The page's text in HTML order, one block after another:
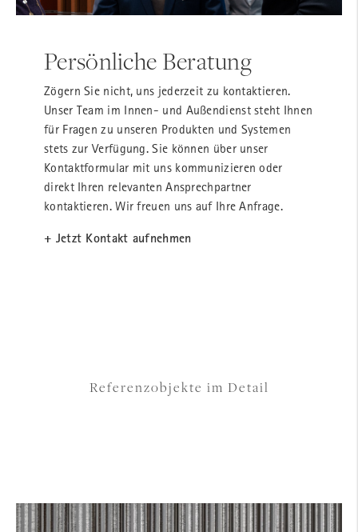
Persönliche Beratung
Zögern Sie nicht, uns jederzeit zu kontaktieren.
Unser Team im Innen- und Außendienst steht Ihnen
für Fragen zu unseren Produkten und Systemen
stets zur Verfügung. Sie können über unser
Kontaktformular mit uns kommunizieren oder
direkt Ihren relevanten Ansprechpartner
kontaktieren. Wir freuen uns auf Ihre Anfrage.
+ Jetzt Kontakt aufnehmen
Referenzobjekte im Detail